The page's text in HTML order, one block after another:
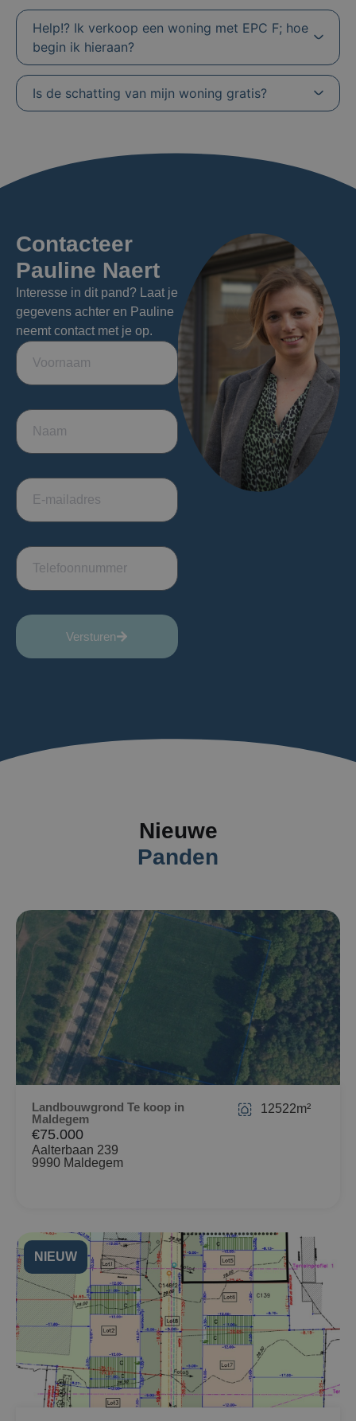
Help!? Ik verkoop een woning met EPC F; hoe
begin ik hieraan?
Is de schatting van mijn woning gratis?
Contacteer
Pauline Naert
Interesse in dit pand? Laat je
gegevens achter en Pauline
neemt contact met je op.
Versturen
Nieuwe
Panden
Landbouwgrond Te koop in
Maldegem
€75.000
Aalterbaan 239
9990 Maldegem
12522m²
NIEUW